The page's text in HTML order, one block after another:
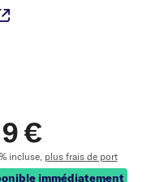
€
incluse, plus frais de port
immédiatement